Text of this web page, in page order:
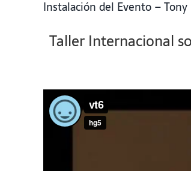
Instalación del Evento – Tony
Taller Internacional